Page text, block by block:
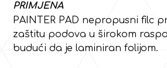
PRIMJENA
PAINTER PAD nepropusni filc
zaštitu podova u širokom
budući da je laminiran folijom.